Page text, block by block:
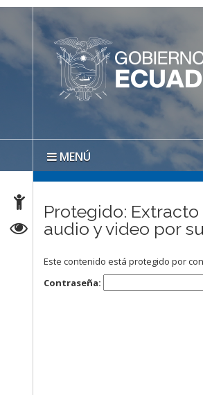
MENÚ
Protegido:
audio y video por
Este contenido está protegido por
Contraseña: